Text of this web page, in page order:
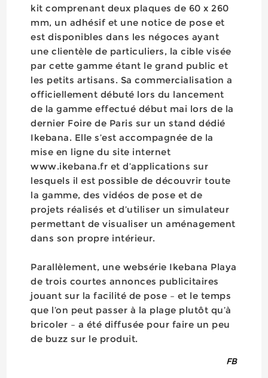
kit comprenant deux plaques de 60 x 260
mm, un adhésif et une notice de pose et
est disponibles dans les négoces ayant
une clientèle de particuliers, la cible visée
par cette gamme étant le grand public et
les petits artisans. Sa commercialisation a
officiellement débuté lors du lancement
de la gamme effectué début mai lors de la
dernier Foire de Paris sur un stand dédié
Ikebana. Elle s’est accompagnée de la
mise en ligne du site internet
www.ikebana.fr et d’applications sur
lesquels il est possible de découvrir toute
la gamme, des vidéos de pose et de
projets réalisés et d’utiliser un simulateur
permettant de visualiser un aménagement
dans son propre intérieur.
Parallèlement, une websérie Ikebana Playa
de trois courtes annonces publicitaires
jouant sur la facilité de pose – et le temps
que l’on peut passer à la plage plutôt qu’à
bricoler – a été diffusée pour faire un peu
de buzz sur le produit.
FB